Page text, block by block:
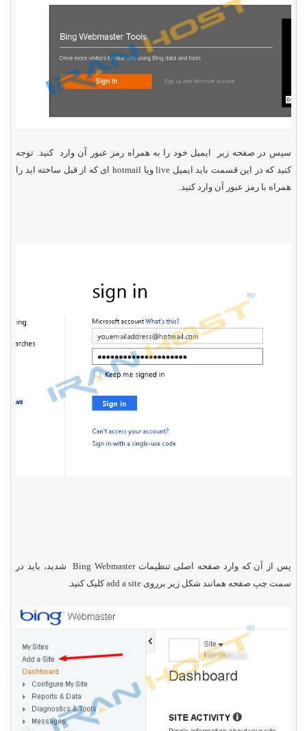
سپس در صفحه زیر ایمیل خود را به همراه رمز عبور آن وارد کنید. توجه
کنید که در این قسمت باید ایمیل live ویا hotmail ای که از قبل ساخته اید را
همراه با رمز عبور آن وارد کنید.
پس از آن که وارد صفحه اصلی تنظیماتBing Webmasterشدید، باید در
سمت چپ صفحه همانند شکل زیر بررویadd a siteکلیک کنید.